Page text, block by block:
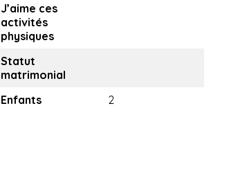
J’aime ces
activités
physiques
Statut
matrimonial
Enfants
2